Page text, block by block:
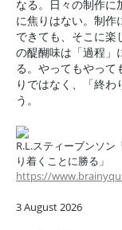
なる。日々の制作に
に焦りはない。制
できても、そこに楽
の醍醐味は「過程」
る。やってもやって
りではなく、「終
う。
R.L.スティーブンソ
り着くことに勝る」
https://
3 August 2026